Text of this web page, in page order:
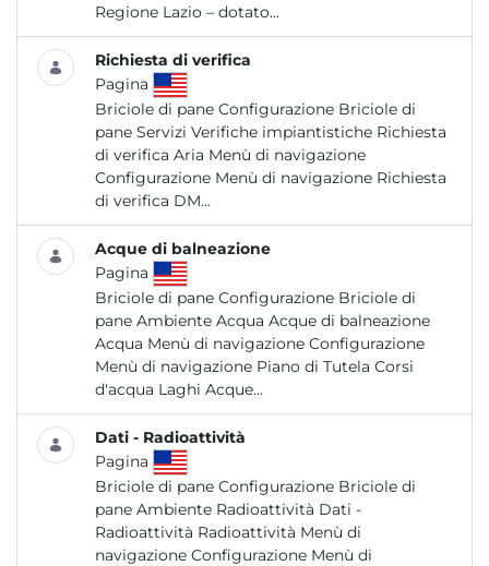
Regione Lazio – dotato...
Richiesta di verifica
Pagina
Briciole di pane Configurazione Briciole di
pane Servizi Verifiche impiantistiche Richiesta
di verifica Aria Menù di navigazione
Configurazione Menù di navigazione Richiesta
di verifica DM...
Acque di balneazione
Pagina
Briciole di pane Configurazione Briciole di
pane Ambiente Acqua Acque di balneazione
Acqua Menù di navigazione Configurazione
Menù di navigazione Piano di Tutela Corsi
d'acqua Laghi Acque...
Dati - Radioattività
Pagina
Briciole di pane Configurazione Briciole di
pane Ambiente Radioattività Dati -
Radioattività Radioattività Menù di
navigazione Configurazione Menù di